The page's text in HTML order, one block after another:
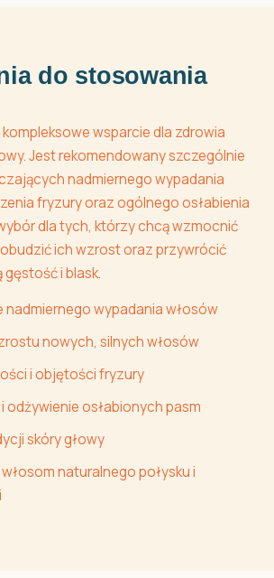
do stosowania
wsparcie dla zdrowia
Jest rekomendowany szczególnie
nadmiernego wypadania
fryzury oraz ogólnego osłabienia
dla tych, którzy chcą wzmocnić
ich wzrost oraz przywrócić
i blask.
nadmiernego wypadania włosów
nowych, silnych włosów
i objętości fryzury
odżywienie osłabionych pasm
skóry głowy
naturalnego połysku i